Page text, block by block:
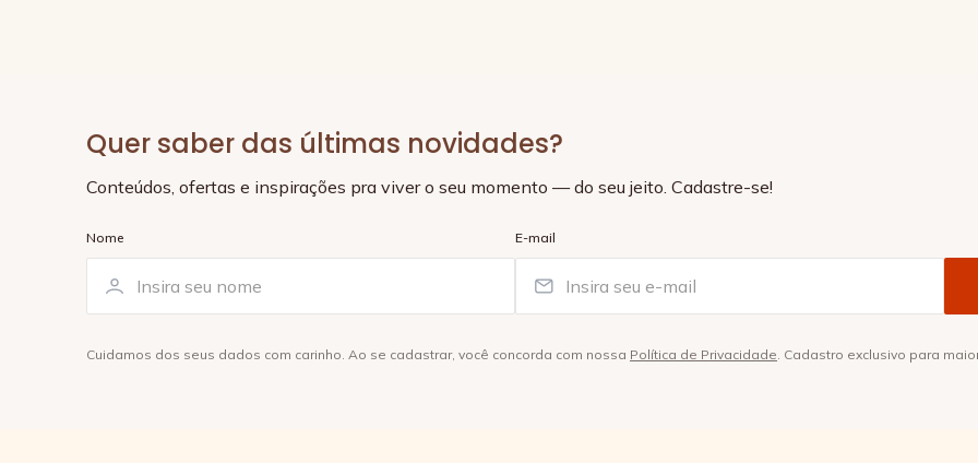
Quer saber das últimas novidades?
Conteúdos, ofertas e inspirações pra viver o seu momento — do seu jeito. Cadastre-se!
Nome E-mail
Cuidamos dos seus dados com carinho. Ao se cadastrar, você concorda com nossa Política de Privacidade. Cadastro exclusivo para